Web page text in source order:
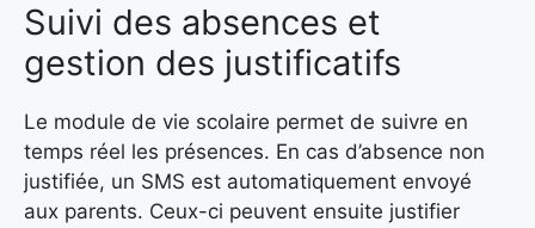
Suivi des absences et
gestion des justificatifs
Le module de vie scolaire permet de suivre en
temps réel les présences. En cas d’absence non
justifiée, un SMS est automatiquement envoyé
aux parents. Ceux-ci peuvent ensuite justifier